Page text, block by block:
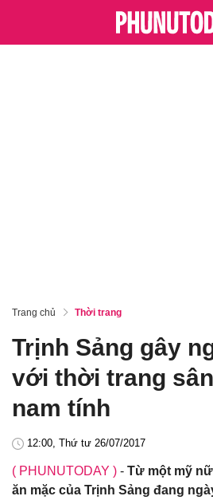
Trang chủ Thời trang
Trịnh Sảng gây
với thời trang
nam tính
12:00, Thứ tư 26/07/2017
( PHUNUTODAY ) - Từ một mỹ
ăn mặc của Trịnh Sảng đang